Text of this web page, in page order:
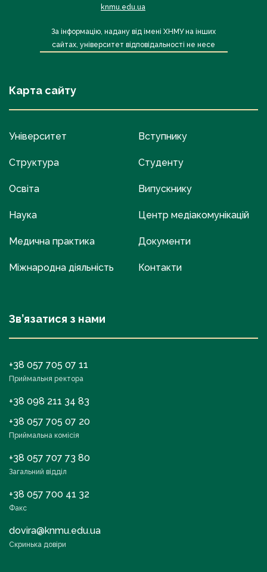
knmu.edu.ua
За інформацію, надану від імені ХНМУ на інших
сайтах, університет відповідальності не несе
Карта сайту
Університет
Структура
Освіта
Наука
Медична практика
Міжнародна діяльність
Вступнику
Студенту
Випускнику
Центр медіакомунікацій
Документи
Контакти
Зв’язатися з нами
+38 057 705 07 11
Приймальня ректора
+38 098 211 34 83
+38 057 705 07 20
Приймальна комісія
+38 057 707 73 80
Загальний відділ
+38 057 700 41 32
Факс
dovira@knmu.edu.ua
Скринька довіри